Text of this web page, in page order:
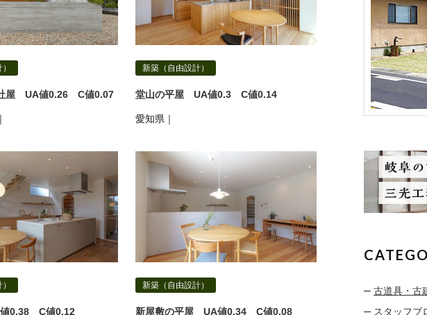
屋 UA値0.26 C値0.07
新築（自由設計）
堂山の平屋 UA値0.3 C値0.14
愛知県｜
0.38 C値0.12
新築（自由設計）
新屋敷の平屋 UA値0.34 C値0.08
古道具・古
スタッフブ